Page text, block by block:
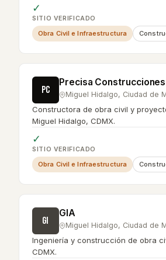
✓
SITIO VERIFICADO
Obra Civil e Infraestructura
PC
Precisa Construcciones
Miguel Hidalgo, Ciudad de
Constructora de obra civil y
Miguel Hidalgo, CDMX.
✓
SITIO VERIFICADO
Obra Civil e Infraestructura
GI
GIA
Miguel Hidalgo, Ciudad de
Ingeniería y construcción de obra
CDMX.